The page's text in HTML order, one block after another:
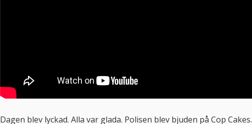
Dagen blev lyckad. Alla var glada. Polisen blev bjuden på Cop Cakes.